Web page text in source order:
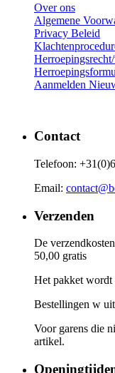
Over ons
Algemene
Privacy Beleid
Aanmelden
Contact
Telefoon:
Email:
Verzenden
De
50,00 gratis
Het pakket wordt
Bestellingen w
Voor garens die
artikel.